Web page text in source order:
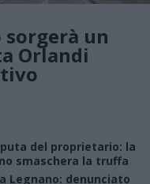
sorgerà un
Orlandi
del proprietario: la
smaschera la truffa
Legnano: denunciato